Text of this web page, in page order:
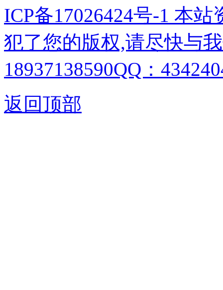
ICP备17026424号-1 本
犯了您的版权,请尽快与
18937138590QQ：
返回顶部